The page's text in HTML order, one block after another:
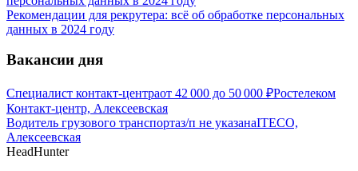
Рекомендации для рекрутера: всё об обработке персональных
данных в 2024 году
Вакансии дня
Специалист контакт-центраот 42 000 до 50 000 ₽Ростелеком
Контакт-центр, Алексеевская
Водитель грузового транспортаз/п не указанаITECO,
Алексеевская
HeadHunter